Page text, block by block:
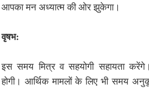
आपका मन अध्यात्म की ओर झुकेगा।
वृषभ:
इस समय मित्र व सहयोगी सहायता
होगी। आर्थिक मामलों के लिए भी समय